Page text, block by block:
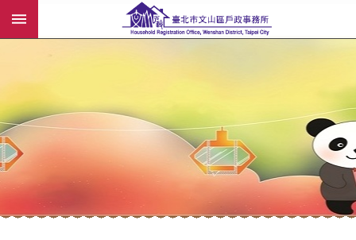
跳到主要內容區塊